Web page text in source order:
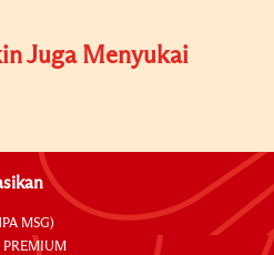
Juga Menyukai
MSG)
PREMIUM